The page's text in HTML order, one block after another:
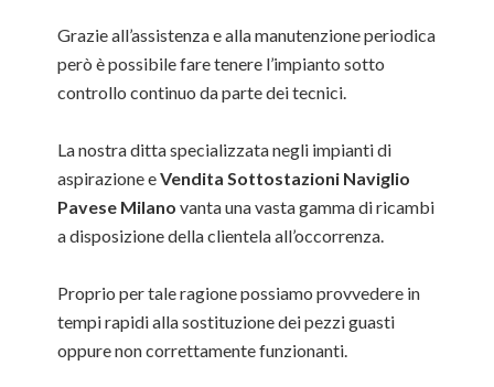
Grazie all’assistenza e alla manutenzione periodica
però è possibile fare tenere l’impianto sotto
controllo continuo da parte dei tecnici.
La nostra ditta specializzata negli impianti di
aspirazione eVendita Sottostazioni Naviglio
Pavese Milano vanta una vasta gamma di ricambi
a disposizione della clientela all’occorrenza.
Proprio per tale ragione possiamo provvedere in
tempi rapidi alla sostituzione dei pezzi guasti
oppure non correttamente funzionanti.